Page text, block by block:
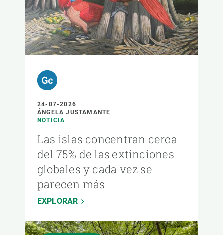
24-07-2026
ÁNGELA JUSTAMANTE
NOTICIA
Las islas concentran cerca
del 75% de las extinciones
globales y cada vez se
parecen más
EXPLORAR